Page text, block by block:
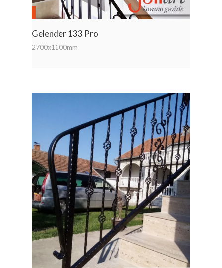
Gelender 133 Pro
2700x1100mm